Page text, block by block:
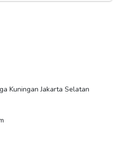
Kuningan Jakarta Selatan